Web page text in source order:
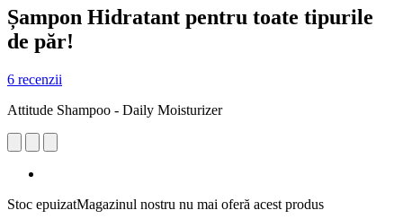
Șampon Hidratant pentru toate tipurile
de păr!
6 recenzii
Attitude Shampoo - Daily Moisturizer
Stoc epuizatMagazinul nostru nu mai oferă acest produs